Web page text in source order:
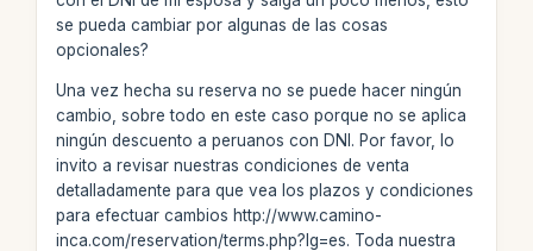
se pueda cambiar por algunas de las cosas
opcionales?
Una vez hecha su reserva no se puede hacer ningún
cambio, sobre todo en este caso porque no se aplica
ningún descuento a peruanos con DNI. Por favor, lo
invito a revisar nuestras condiciones de venta
detalladamente para que vea los plazos y condiciones
para efectuar cambios http://www.camino-
inca.com/reservation/terms.php?lg=es. Toda nuestra